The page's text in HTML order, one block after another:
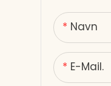
Fjern
Navn
E-Mail.